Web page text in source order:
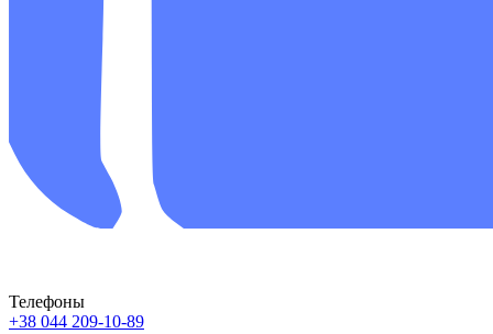
Телефоны
+38 044 209-10-89